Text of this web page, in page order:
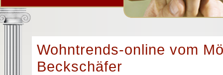
Wohntrends-online vom
Beckschäfer